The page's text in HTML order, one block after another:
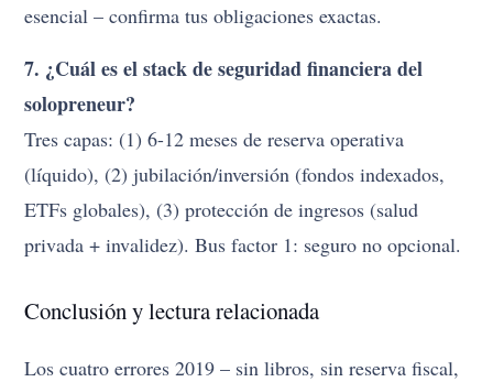
esencial – confirma tus obligaciones exactas.
7. ¿Cuál es el stack de seguridad financiera del
solopreneur?
Tres capas: (1) 6-12 meses de reserva operativa
(líquido), (2) jubilación/inversión (fondos indexados,
ETFs globales), (3) protección de ingresos (salud
privada + invalidez). Bus factor 1: seguro no opcional.
Conclusión y lectura relacionada
Los cuatro errores 2019 – sin libros, sin reserva fiscal,